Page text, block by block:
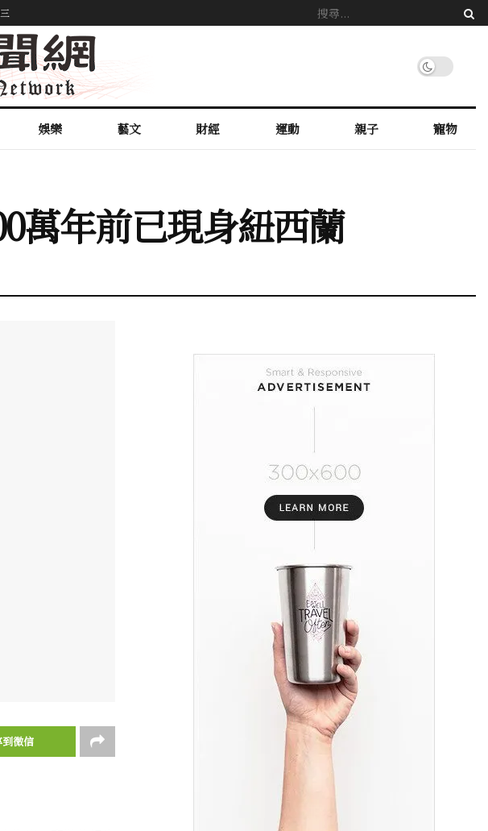
娛樂 藝文 財經 運動 親子 寵物
萬年前已現身紐西蘭
微信